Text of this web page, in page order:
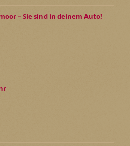
– Sie sind in deinem Auto!